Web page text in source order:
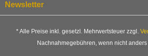
Newsletter
* Alle Preise inkl. gesetzl. Mehrwertsteuer zzgl.
Nachnahmegebühren, wenn nicht